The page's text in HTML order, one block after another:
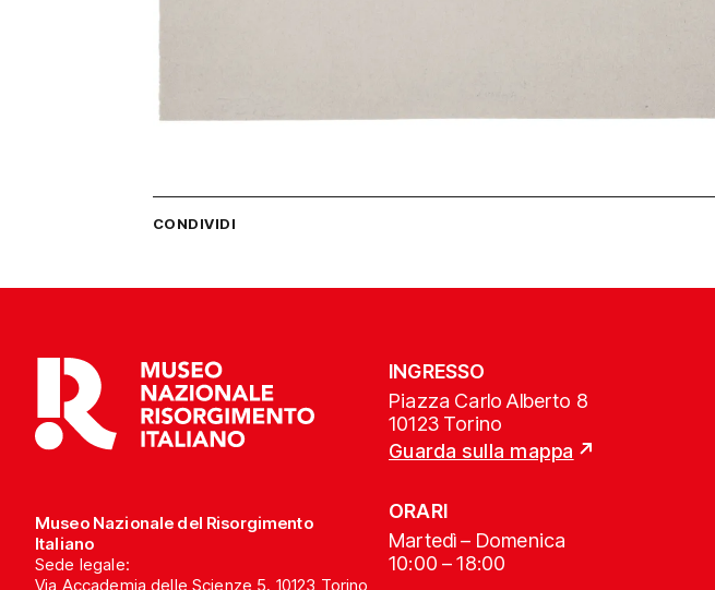
CONDIVIDI
Museo Nazionale del Risorgimento
Italiano
Sede legale:
Via Accademia delle Scienze 5, 10123 Torino
INGRESSO
Piazza Carlo Alberto 8
10123 Torino
Guarda sulla mappa
ORARI
Martedì – Domenica
10:00 – 18:00